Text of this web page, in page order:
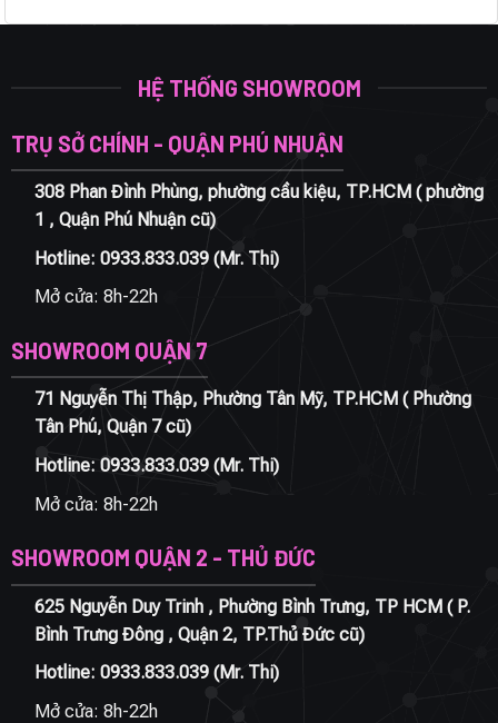
HỆ THỐNG SHOWROOM
TRỤ SỞ CHÍNH - QUẬN PHÚ NHUẬN
308 Phan Đình Phùng, phường cầu kiệu, TP.HCM ( phường
1 , Quận Phú Nhuận cũ)
Hotline: 0933.833.039(Mr. Thi)
Mở cửa: 8h-22h
SHOWROOM QUẬN 7
71 Nguyễn Thị Thập, Phường Tân Mỹ, TP.HCM ( Phường
Tân Phú, Quận 7 cũ)
Hotline: 0933.833.039(Mr. Thi)
Mở cửa: 8h-22h
SHOWROOM QUẬN 2 - THỦ ĐỨC
625 Nguyễn Duy Trinh , Phường Bình Trưng, TP HCM ( P.
Bình Trưng Đông , Quận 2, TP.Thủ Đức cũ)
Hotline: 0933.833.039(Mr. Thi)
Mở cửa: 8h-22h